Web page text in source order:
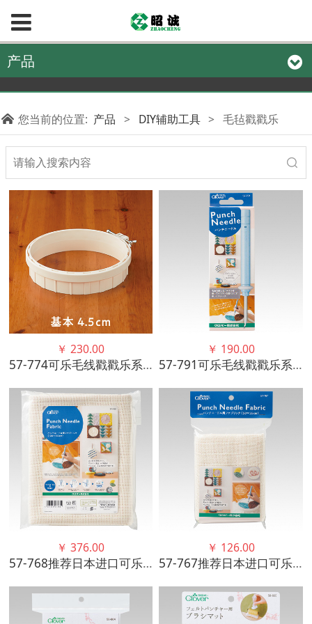
产品
您当前的位置: 产品 > DIY辅助工具 > 毛毡戳戳乐
￥ 230.00
57-774可乐毛线戳戳乐系列固定框手工工具优质日本进口
￥ 190.00
57-791可乐毛线戳戳乐系列针固定框底布手工工具优质日本进口
￥ 376.00
57-768推荐日本进口可乐工具毛线戳戳乐底布
￥ 126.00
57-767推荐日本进口可乐工具毛线戳戳乐底布